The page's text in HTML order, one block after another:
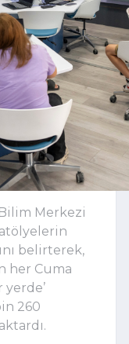
Merkezi
belirterek,
her Cuma
260